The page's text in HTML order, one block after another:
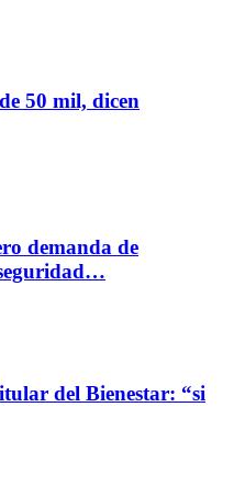
50 mil, dicen
demanda de
del Bienestar: “si